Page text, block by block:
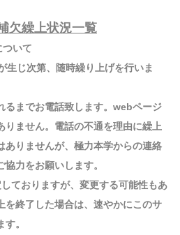
欠繰上状況一覧
ついて
生じ次第、随時繰り上げを行いま
るまでお電話致します。webページ
りません。電話の不通を理由に繰上
ありませんが、極力本学からの連絡
力をお願いします。
ておりますが、変更する可能性もあ
を終了した場合は、速やかにこのサ
。